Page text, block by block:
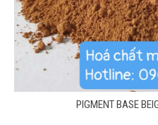
PIGMENT BASE